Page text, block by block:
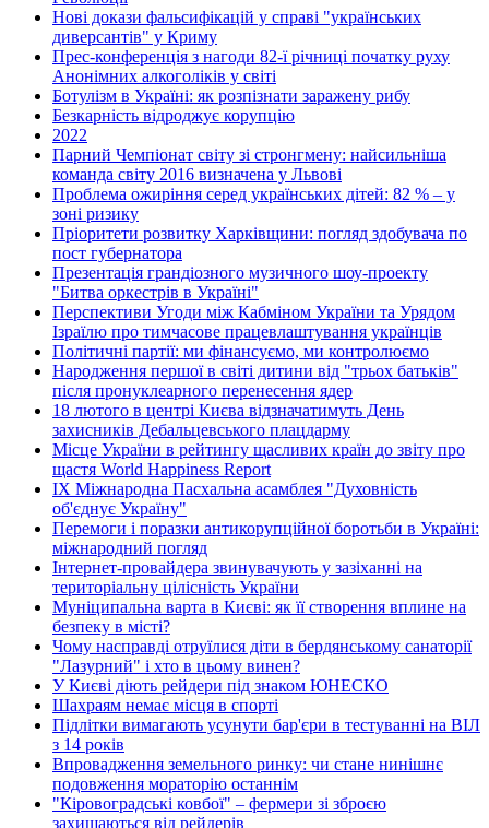
Нові докази фальсифікацій у справі "українських
диверсантів" у Криму
Прес-конференція з нагоди 82-ї річниці початку руху
Анонімних алкоголіків у світі
Ботулізм в Україні: як розпізнати заражену рибу
Безкарність відроджує корупцію
2022
Парний Чемпіонат світу зі стронгмену: найсильніша
команда світу 2016 визначена у Львові
Проблема ожиріння серед українських дітей: 82 % – у
зоні ризику
Пріоритети розвитку Харківщини: погляд здобувача по
пост губернатора
Презентація грандіозного музичного шоу-проекту
"Битва оркестрів в Україні"
Перспективи Угоди між Кабміном України та Урядом
Ізраїлю про тимчасове працевлаштування українців
Політичні партії: ми фінансуємо, ми контролюємо
Народження першої в світі дитини від "трьох батьків"
після пронуклеарного перенесення ядер
18 лютого в центрі Києва відзначатимуть День
захисників Дебальцевського плацдарму
Місце України в рейтингу щасливих країн до звіту про
щастя World Happiness Report
ІХ Міжнародна Пасхальна асамблея "Духовність
об'єднує Україну"
Перемоги і поразки антикорупційної боротьби в Україні:
міжнародний погляд
Інтернет-провайдера звинувачують у зазіханні на
територіальну цілісність України
Муніципальна варта в Києві: як її створення вплине на
безпеку в місті?
Чому насправді отруїлися діти в бердянському санаторії
"Лазурний" і хто в цьому винен?
У Києві діють рейдери під знаком ЮНЕСКО
Шахраям немає місця в спорті
Підлітки вимагають усунути бар'єри в тестуванні на ВІЛ
з 14 років
Впровадження земельного ринку: чи стане нинішнє
подовження мораторію останнім
"Кіровоградські ковбої" – фермери зі зброєю
захищаються від рейдерів